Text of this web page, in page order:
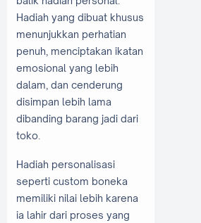
Hadiah yang dibuat khusus
menunjukkan perhatian
penuh, menciptakan ikatan
emosional yang lebih
dalam, dan cenderung
disimpan lebih lama
dibanding barang jadi dari
toko.
Hadiah personalisasi
seperti custom boneka
memiliki nilai lebih karena
ia lahir dari proses yang